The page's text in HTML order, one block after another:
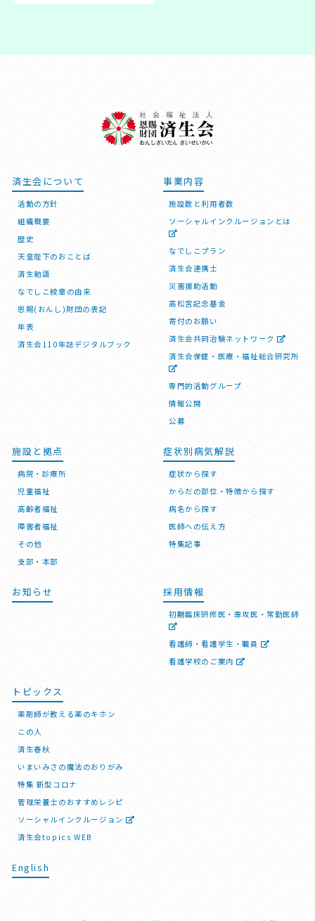
済生会について
活動の方針
組織概要
歴史
天皇陛下のおことば
済生勅語
なでしこ紋章の由来
恩賜(おんし)財団の表記
年表
済生会110年誌デジタルブック
事業内容
施設数と利用者数
ソーシャルインクルージョンとは
なでしこプラン
済生会連携士
災害援助活動
高松宮記念基金
寄付のお願い
済生会共同治験ネットワーク
済生会保健・医療・福祉総合研究所
専門的活動グループ
情報公開
公募
施設と拠点
病院・診療所
児童福祉
高齢者福祉
障害者福祉
その他
支部・本部
症状別病気解説
症状から探す
からだの部位・特徴から探す
病名から探す
医師への伝え方
特集記事
お知らせ 採用情報
初期臨床研修医・専攻医・常勤医師
看護師・看護学生・職員
看護学校のご案内
トピックス
薬剤師が教える薬のキホン
この人
済生春秋
いまいみさの魔法のおりがみ
特集 新型コロナ
管理栄養士のおすすめレシピ
ソーシャルインクルージョン
済生会topics WEB
English